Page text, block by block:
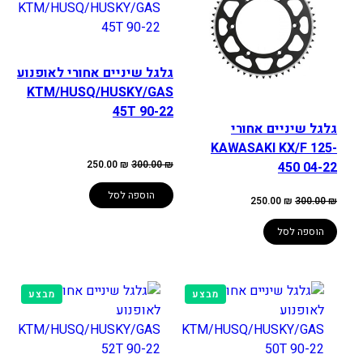
גלגל שיניים אחורי
KAWASAKI KX/F 125-
450 04-22
300.00₪ המחיר
היה:
300.00 ₪.
250.00₪
הוספה לסל
גלגל שיניים אחורי לאופנוע
KTM/HUSQ/HUSKY/GAS
45T 90-22
300.00₪ המחיר
היה:
300.00 ₪.
250.00₪
הוספה לסל
מבצעמוצרים
במבצע
מבצע